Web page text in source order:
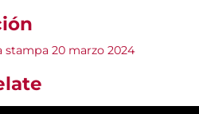
20 marzo 2024